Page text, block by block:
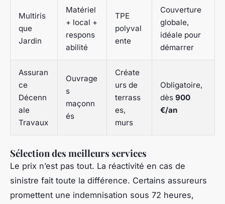
Multiris
que
Jardin
Matériel
+ local +
respons
abilité
TPE
polyval
ente
Couverture
globale,
idéale pour
démarrer
Assuran
ce
Décenn
ale
Travaux
Ouvrage
s
maçonn
és
Créate
urs de
terrass
es,
murs
Obligatoire,
dès 900
€/an
Sélection des meilleurs services
Le prix n’est pas tout. La réactivité en cas de
sinistre fait toute la différence. Certains assureurs
promettent une indemnisation sous 72 heures,